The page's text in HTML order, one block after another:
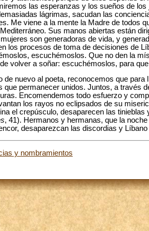
las esperanzas y los sueños de
lágrimas, sacudan las
Me viene a la mente la Madre de todos
Sus manos abiertas están
son generadoras de vida, y
los procesos de toma de decisiones de
escuchémoslos. Que no den la
volver a soñar: escuchémoslos, para
de nuevo al poeta, reconocemos que
que permanecer unidos. Juntos, a través
Encomendemos todo esfuerzo y
los rayos no eclipsados de su
el crepúsculo, desaparecen las
, 41). Hermanos y hermanas, que la
desaparezcan las discordias y
y nombramientos